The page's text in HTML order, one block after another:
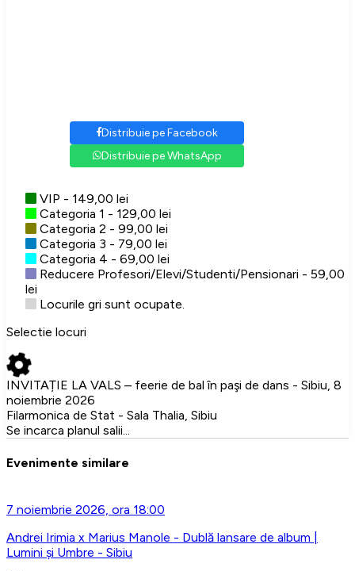
Distribuie pe Facebook
Distribuie pe WhatsApp
VIP - 149,00 lei
Categoria 1 - 129,00 lei
Categoria 2 - 99,00 lei
Categoria 3 - 79,00 lei
Categoria 4 - 69,00 lei
Reducere Profesori/Elevi/Studenti/Pensionari - 59,00
lei
Locurile gri sunt ocupate.
Selectie locuri
INVITAȚIE LA VALS – feerie de bal în paşi de dans - Sibiu, 8
noiembrie 2026
Filarmonica de Stat - Sala Thalia, Sibiu
Se incarca planul salii...
Evenimente similare
7 noiembrie 2026, ora 18:00
Andrei Irimia x Marius Manole - Dublă lansare de album |
Lumini și Umbre - Sibiu